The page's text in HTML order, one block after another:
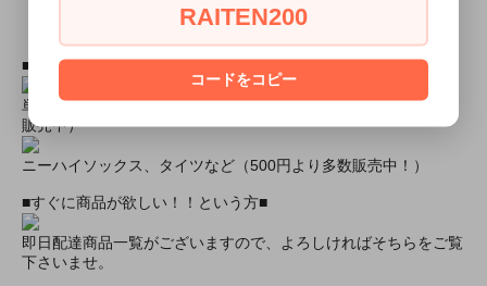
紐リボン付き黒
ストッキング
■おすすめオプション小物類■
単品カチューシャやネコ耳などの小物類（1000円程度より多数
販売中）
ニーハイソックス、タイツなど（500円より多数販売中！）
■すぐに商品が欲しい！！という方■
即日配達商品一覧がございますので、よろしければそちらをご覧
下さいませ。
RAITEN200
コードをコピー